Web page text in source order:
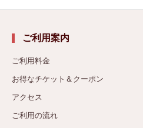
ご利用案内
ご利用料金
お得なチケット＆クーポン
アクセス
ご利用の流れ